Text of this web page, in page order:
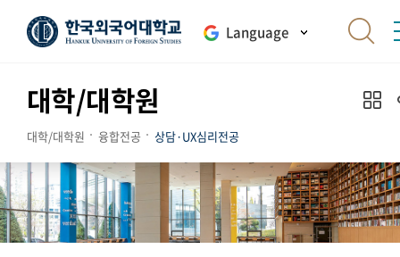
Language
대학/대학원
대학/대학원 융합전공 상담·UX심리전공